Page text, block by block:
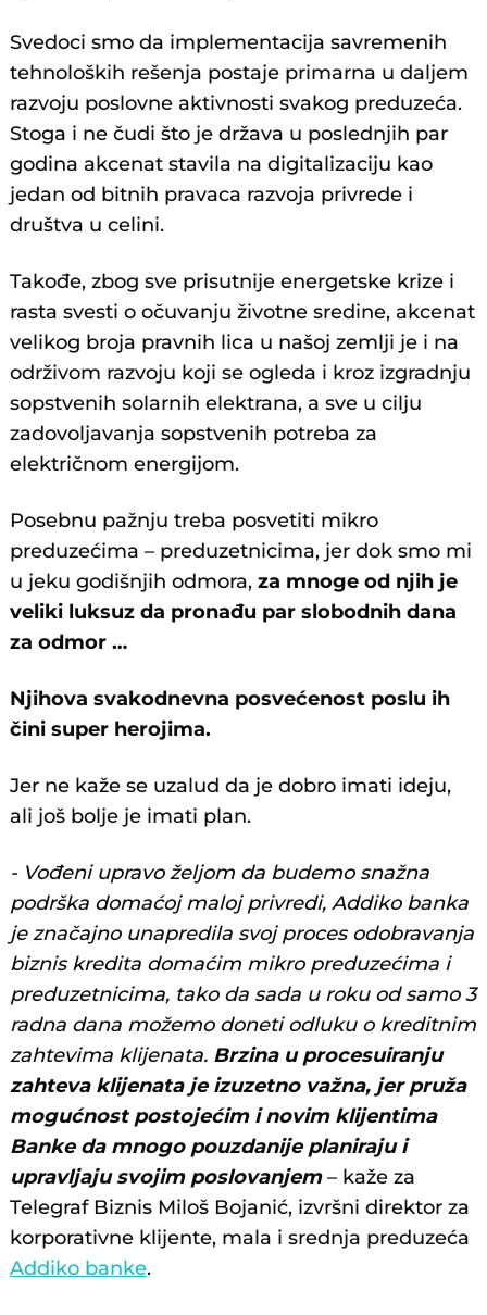
Svedoci smo da implementacija savremenih
tehnoloških rešenja postaje primarna u daljem
razvoju poslovne aktivnosti svakog preduzeća.
Stoga i ne čudi što je država u poslednjih par
godina akcenat stavila na digitalizaciju kao
jedan od bitnih pravaca razvoja privrede i
društva u celini.
Takođe, zbog sve prisutnije energetske krize i
rasta svesti o očuvanju životne sredine, akcenat
velikog broja pravnih lica u našoj zemlji je i na
održivom razvoju koji se ogleda i kroz izgradnju
sopstvenih solarnih elektrana, a sve u cilju
zadovoljavanja sopstvenih potreba za
električnom energijom.
Posebnu pažnju treba posvetiti mikro
preduzećima – preduzetnicima, jer dok smo mi
u jeku godišnjih odmora, za mnoge od njih je
veliki luksuz da pronađu par slobodnih dana
za odmor …
Njihova svakodnevna posvećenost poslu ih
čini super herojima.
Jer ne kaže se uzalud da je dobro imati ideju,
ali još bolje je imati plan.
- Vođeni upravo željom da budemo snažna
podrška domaćoj maloj privredi, Addiko banka
je značajno unapredila svoj proces odobravanja
biznis kredita domaćim mikro preduzećima i
preduzetnicima, tako da sada u roku od samo 3
radna dana možemo doneti odluku o kreditnim
zahtevima klijenata. Brzina u procesuiranju
zahteva klijenata jeizuzetno važna, jer pruža
mogućnost postojećim i novim klijentima
Banke da mnogo pouzdanije planiraju i
upravljaju svojim poslovanjem– kaže za
Telegraf Biznis Miloš Bojanić, izvršni direktor za
korporativne klijente, mala i srednja preduzeća
Addiko banke.